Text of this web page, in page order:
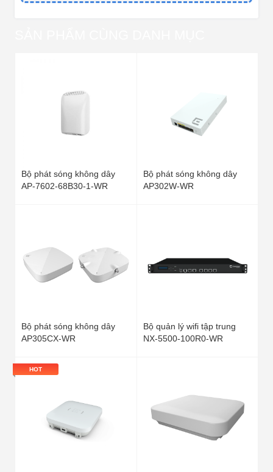
Bộ phát sóng không dây
AP-7602-68B30-1-WR
Bộ phát sóng không dây
AP302W-WR
Bộ phát sóng không dây
AP305CX-WR
Bộ quản lý wifi tập trung
NX-5500-100R0-WR
HOT